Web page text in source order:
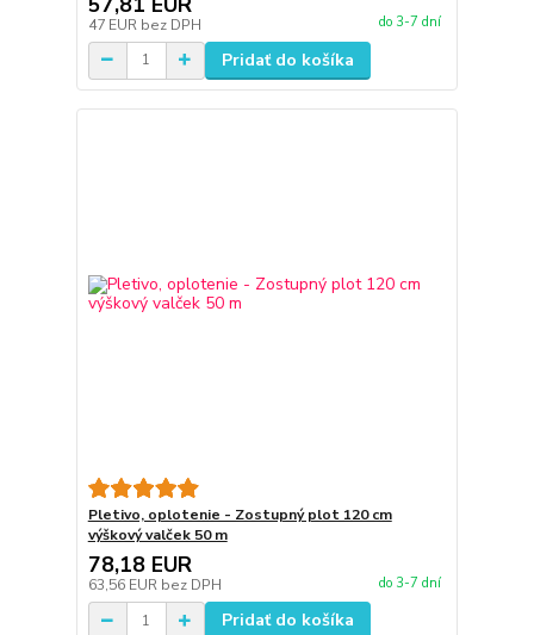
47 EUR bez DPH do 3-7 dní
Pridať do košíka
Pletivo, oplotenie - Zostupný plot 120 cm
výškový valček 50 m
78,18 EUR
63,56 EUR bez DPH do 3-7 dní
Pridať do košíka